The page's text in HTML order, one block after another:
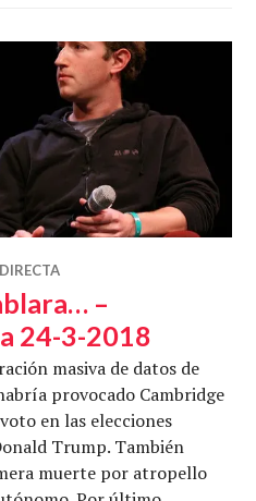
–
24-3-2018
masiva de datos de
provocado Cambridge
en las elecciones
Trump. También
muerte por atropello